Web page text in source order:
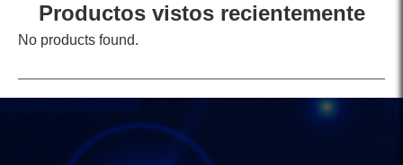
Productos vistos recientemente
No products found.